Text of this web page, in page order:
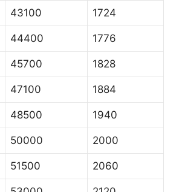
43100 1724
44400 1776
45700 1828
47100 1884
48500 1940
50000 2000
51500 2060